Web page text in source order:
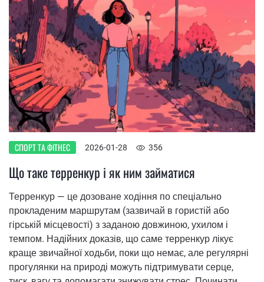
СПОРТ ТА ФІТНЕС 2026-01-28 356
Що таке терренкур і як ним займатися
Терренкур — це дозоване ходіння по спеціально
прокладеним маршрутам (зазвичай в гористій або
гірській місцевості) з заданою довжиною, ухилом і
темпом. Надійних доказів, що саме терренкур лікує
краще звичайної ходьби, поки що немає, але регулярні
прогулянки на природі можуть підтримувати серце,